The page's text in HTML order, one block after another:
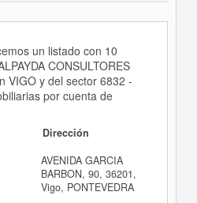
un listado con 10
CONSULTORES
VIGO y del sector 6832 -
por cuenta de
Dirección
AVENIDA GARCIA
BARBON, 90, 36201,
Vigo, PONTEVEDRA